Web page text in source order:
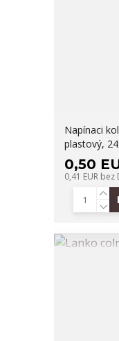
Napínaci
plastový,
0,50
0,41 EUR bez